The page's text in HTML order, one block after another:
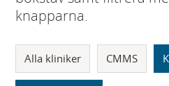
knapparna.
Alla kliniker CMMS